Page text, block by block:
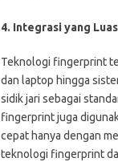
4. Integrasi yang Luas
Teknologi fingerprint
dan laptop hingga
sidik jari sebagai
fingerprint juga
cepat hanya dengan
teknologi fingerprint